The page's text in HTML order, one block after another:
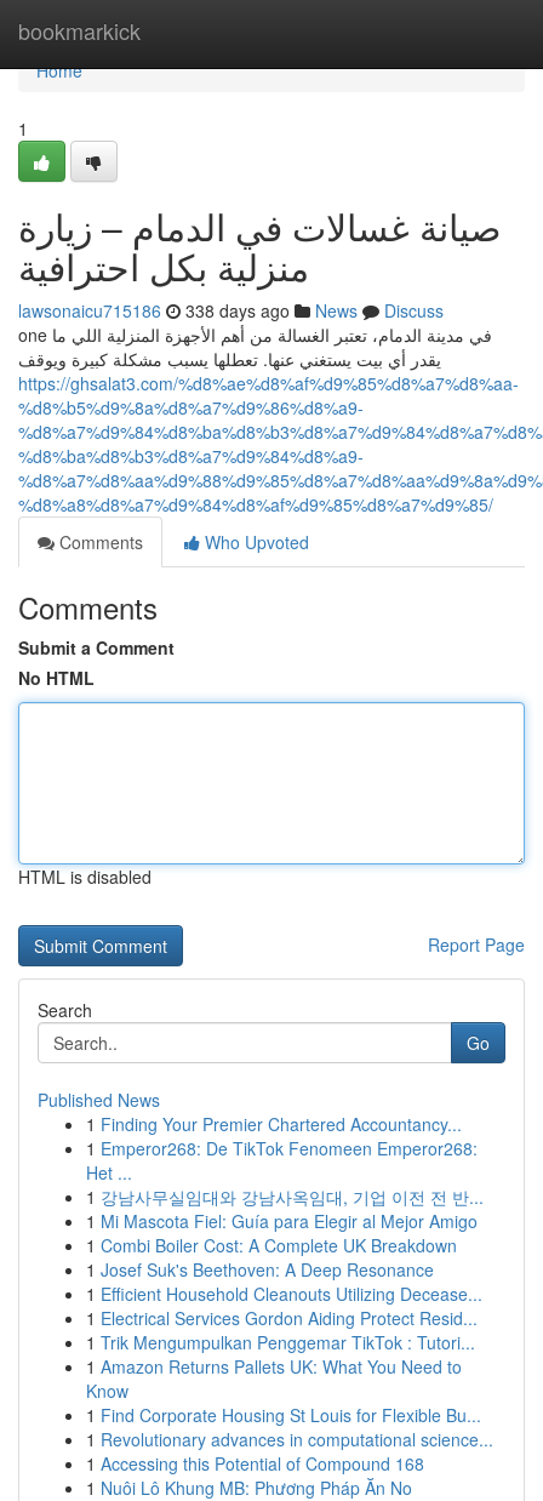
bookmarkick
Home
Home
1
صيانة غسالات في الدمام – زيارة
منزلية بكل احترافية
lawsonaicu715186 338 days ago News
Discuss
one في مدينة الدمام، تعتبر الغسالة من أهم الأجهزة المنزلية اللي ما
يقدر أي بيت يستغني عنها. تعطلها يسبب مشكلة كبيرة ويوقف
https://ghsalat3.com/%d8%ae%d8%af%d9%85%d8%a7%d8%aa-
%d8%b5%d9%8a%d8%a7%d9%86%d8%a9-
%d8%ba%d8%b3%d8%a7%d9%84%d8%a9-
%d8%a8%d8%a7%d9%84%d8%af%d9%85%d8%a7%d9%85/
Comments
Who Upvoted
Comments
Submit a Comment
No HTML
HTML is disabled
Report Page
Search
Go
Published News
1 Finding Your Premier Chartered Accountancy...
1 Emperor268: De TikTok Fenomeen Emperor268:
Het ...
1 강남사무실임대와 강남사옥임대, 기업 이전 전 반...
1 Mi Mascota Fiel: Guía para Elegir al Mejor Amigo
1 Combi Boiler Cost: A Complete UK Breakdown
1 Josef Suk's Beethoven: A Deep Resonance
1 Efficient Household Cleanouts Utilizing Decease...
1 Electrical Services Gordon Aiding Protect Resid...
1 Trik Mengumpulkan Penggemar TikTok : Tutori...
1 Amazon Returns Pallets UK: What You Need to
Know
1 Find Corporate Housing St Louis for Flexible Bu...
1 Revolutionary advances in computational science...
1 Accessing this Potential of Compound 168
1 Nuôi Lô Khung MB: Phương Pháp Ăn No